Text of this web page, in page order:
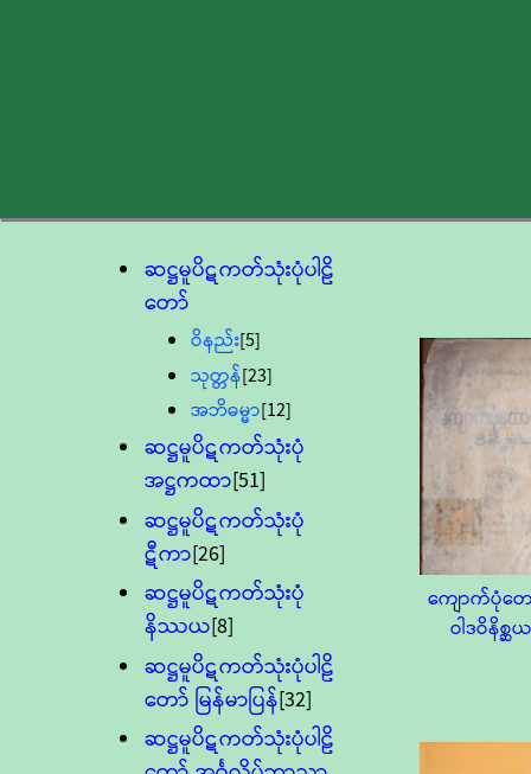
ဆဋ္ဌမူပိဋကတ်သုံးပုံပါဠိ
တော်
ဝိနည်း[5]
သုတ္တန်[23]
အဘိဓမ္မာ[12]
ဆဋ္ဌမူပိဋကတ်သုံးပုံ
အဋ္ဌကထာ[51]
ဆဋ္ဌမူပိဋကတ်သုံးပုံ
ဋီကာ[26]
ဆဋ္ဌမူပိဋကတ်သုံးပုံ
နိဿယ[8]
ဆဋ္ဌမူပိဋကတ်သုံးပုံပါဠိ
တော် မြန်မာပြန်[32]
ဆဋ္ဌမူပိဋကတ်သုံးပုံပါဠိ
ကျောက်ပုံတ
ဝါဒဝိနိစ္ဆယ